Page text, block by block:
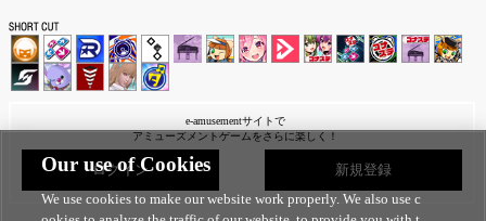
e-amusementサイトで
アミューズメントゲームをさらに楽しく！
ログイン 新規登録
Our use of Cookies
We use cookies to make our website work properly. We also use c